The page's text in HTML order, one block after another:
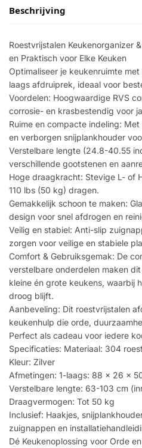
Beschrijving
Roestvrijstalen Keukenorganizer
en Praktisch voor Elke Keuken
Optimaliseer je keukenruimte
laags afdruiprek, ideaal voor
Voordelen: Hoogwaardige RVS
corrosie- en krasbestendig voor
Ruime en compacte indeling:
en verborgen snijplankhouder
Verstelbare lengte (24.8-40.55
verschillende gootstenen en
Hoge draagkracht: Stevige L- of
110 lbs (50 kg) dragen.
Gemakkelijk schoon te maken:
design voor snel afdrogen en
Veilig en stabiel: Anti-slip
zorgen voor veilige en stabiele
Comfort & Gebruiksgemak: De
verstelbare onderdelen maken
kleine én grote keukens, waarbij
droog blijft.
Aanbeveling: Dit roestvrijstalen
keukenhulp die orde,
Perfect als cadeau voor iedere
Specificaties: Materiaal: 304
Kleur: Zilver
Afmetingen: 1-laags: 88 x 26 x
Verstelbare lengte: 63-103 cm
Draagvermogen: Tot 50 kg
Inclusief: Haakjes,
zuignappen en
Dé Keukenoplossing voor Orde